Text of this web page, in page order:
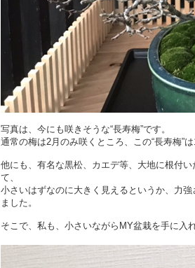
写真は、今にも咲きそうな“長寿梅”です。
通常の梅は2月のみ咲くところ、この“長寿梅”は
他にも、有名な黒松、カエデ等、大地に根付
て、
小さいはずなのに大きく見えるというか、力
ました。
そこで、 私も、小さいながらMY盆栽を手に入